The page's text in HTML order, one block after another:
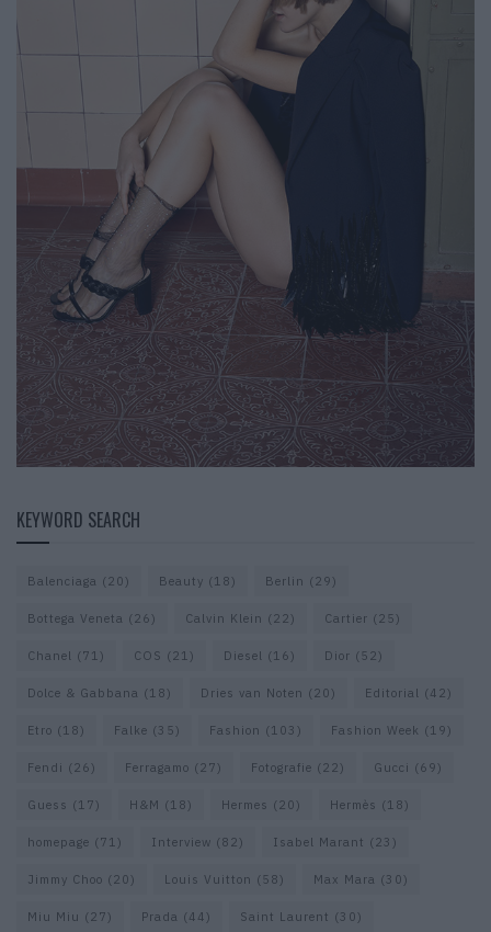
KEYWORD SEARCH
Balenciaga (20) Beauty (18) Berlin (29)
Bottega Veneta (26) Calvin Klein (22) Cartier (25)
Chanel (71) COS (21) Diesel (16) Dior (52)
Dolce & Gabbana (18) Dries van Noten (20) Editorial (42)
Etro (18) Falke (35) Fashion (103) Fashion Week (19)
Fendi (26) Ferragamo (27) Fotografie (22) Gucci (69)
Guess (17) H&M (18) Hermes (20) Hermès (18)
homepage (71) Interview (82) Isabel Marant (23)
Jimmy Choo (20) Louis Vuitton (58) Max Mara (30)
Miu Miu (27) Prada (44) Saint Laurent (30)